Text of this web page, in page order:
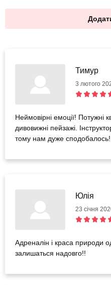
Тимур
3 лютого
Неймовірні емоції! Потужні
дивовижні пейзажі.
тому нам дуже сподобалось!
Юлія
23 січня
Адреналін і краса природи
залишаться надовго!!